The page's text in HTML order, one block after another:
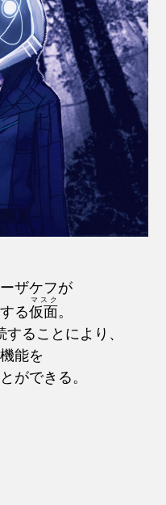
ザケフが
る仮面
マスク
。
ることにより、
能を
ができる。